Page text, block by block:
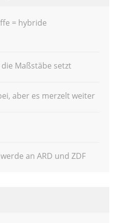
= hybride
Maßstäbe setzt
aber es merzelt weiter
an ARD und ZDF